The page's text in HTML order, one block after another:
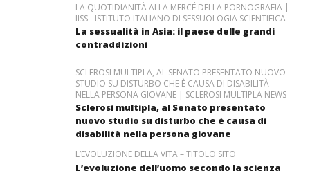
LA QUOTIDIANITÀ ALLA MERCÉ DELLA PORNOGRAFIA |
IISS - ISTITUTO ITALIANO DI SESSUOLOGIA SCIENTIFICA
La sessualità in Asia: il paese delle grandi
contraddizioni
SCLEROSI MULTIPLA, AL SENATO PRESENTATO NUOVO
STUDIO SU DISTURBO CHE È CAUSA DI DISABILITÀ
NELLA PERSONA GIOVANE | SCLEROSI MULTIPLA NEWS
Sclerosi multipla, al Senato presentato
nuovo studio su disturbo che è causa di
disabilità nella persona giovane
L’EVOLUZIONE DELLA VITA – TITOLO SITO
L’evoluzione dell’uomo secondo la scienza